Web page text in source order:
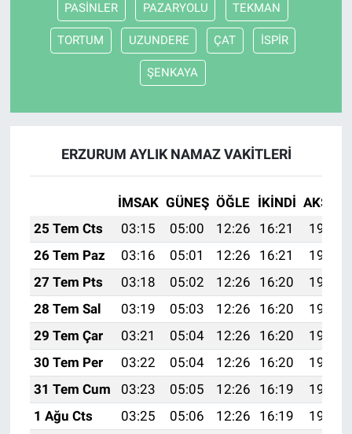
PASİNLER PAZARYOLU TEKMAN
TORTUM UZUNDERE ÇAT İSPİR
ŞENKAYA
ERZURUM AYLIK NAMAZ VAKITLERI
İMSAK GÜNEŞ ÖĞLE İKINDI AKŞAM
25 Tem Cts
03:15 05:00 12:26 16:21
19:43
26 Tem Paz
03:16 05:01 12:26 16:21
19:42
27 Tem Pts
03:18 05:02 12:26 16:20
19:41
28 Tem Sal
03:19 05:03 12:26 16:20
19:40
29 Tem Çar
03:21 05:04 12:26 16:20
19:39
30 Tem Per
03:22 05:04 12:26 16:20
19:38
31 Tem Cum
03:23 05:05 12:26 16:19
19:37
1 Ağu Cts
03:25 05:06 12:26 16:19
19:36